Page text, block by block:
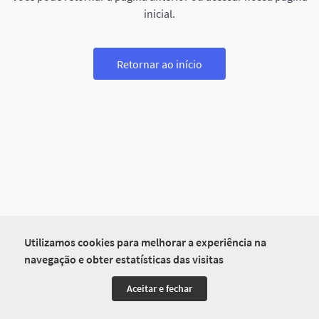
Utilizamos cookies para melhorar a experiência na
navegação e obter estatísticas das visitas
Aceitar e fechar
inicial.
Retornar ao início